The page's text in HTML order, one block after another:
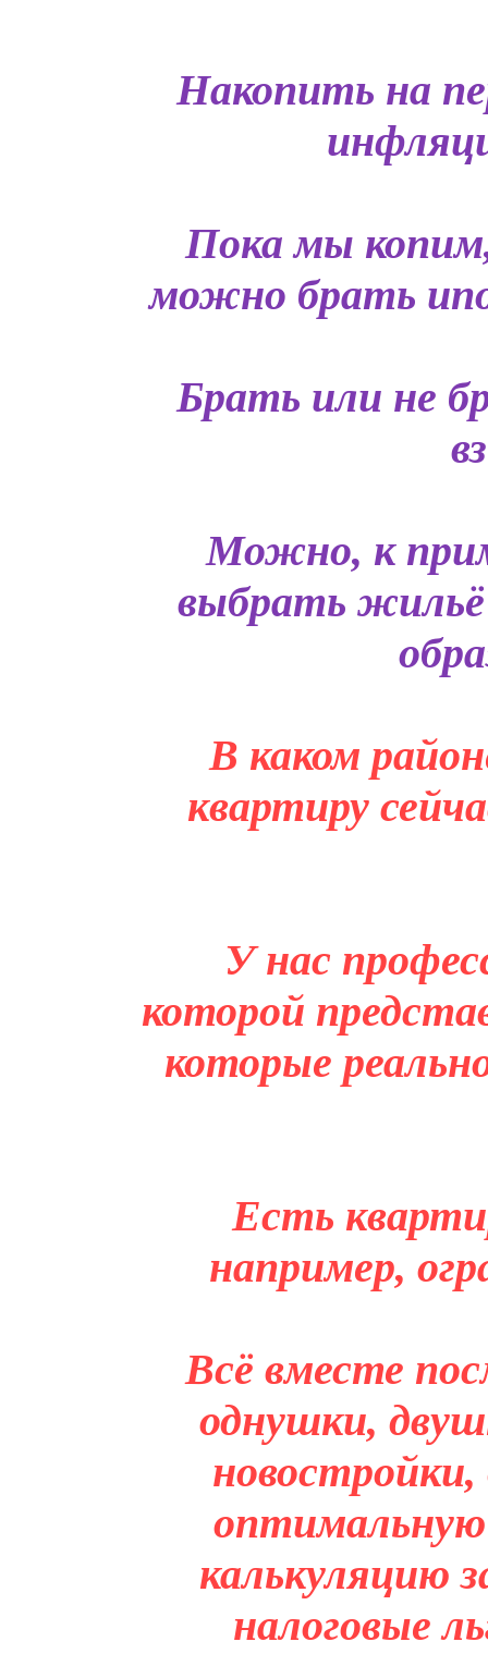
Накопить на
Пока мы
можно брать
Брать или не
Можно, к
выбрать
В каком
квартиру
У нас
которой
которые
Есть
например,
Всё вместе
однушки,
оптимальную
калькуляцию
налоговые